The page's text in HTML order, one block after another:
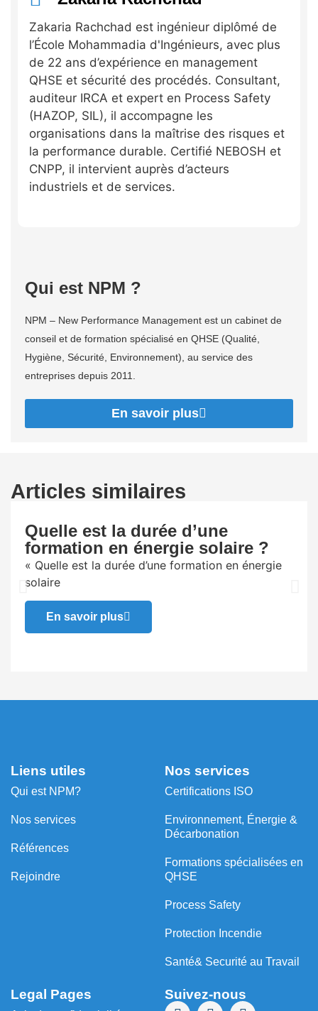
Zakaria Rachchad est ingénieur diplômé de
l’École Mohammadia d'Ingénieurs, avec plus
de 22 ans d’expérience en management
QHSE et sécurité des procédés. Consultant,
auditeur IRCA et expert en Process Safety
(HAZOP, SIL), il accompagne les
organisations dans la maîtrise des risques et
la performance durable. Certifié NEBOSH et
CNPP, il intervient auprès d’acteurs
industriels et de services.
Qui est NPM ?
NPM – New Performance Management est un cabinet de
conseil et de formation spécialisé en QHSE (Qualité,
Hygiène, Sécurité, Environnement), au service des
entreprises depuis 2011.
En savoir plus
Articles similaires
Quelle est la durée d’une
formation en énergie solaire ?
« Quelle est la durée d’une formation en énergie
solaire
En savoir plus
Liens utiles
Qui est NPM?
Nos services
Références
Rejoindre
Nos services
Certifications ISO
Environnement, Énergie &
Décarbonation
⁠Formations spécialisées en
QHSE
Process Safety
Protection Incendie
Santé& Securité au Travail
Legal Pages Suivez-nous